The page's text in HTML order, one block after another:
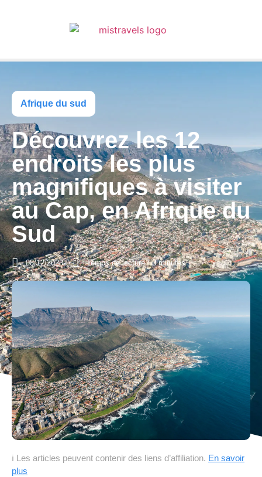
Afrique du sud
Découvrez les 12
endroits les plus
magnifiques à visiter
au Cap, en Afrique du
Sud
08/12/2023 Temps de lecture : 3 minutes
ℹ Les articles peuvent contenir des liens d’affiliation. En savoir
plus